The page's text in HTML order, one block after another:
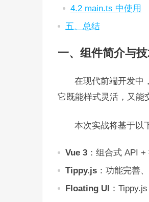
4.2 main.ts 中使用
五、总结
一、组件简介与
在现代前端开发中
它既能样式灵活，又能
本次实战将基于以
Vue 3 ：组合式 API
Tippy.js ：功能完善
Floating UI ：